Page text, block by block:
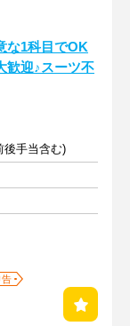
な1科目でOK
歓迎♪スーツ不
後手当含む)
告